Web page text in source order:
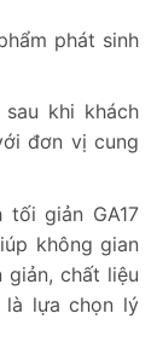
phát sinh
khi khách
đơn vị cung
tối giản GA17
không gian
giản, chất liệu
là lựa chọn lý